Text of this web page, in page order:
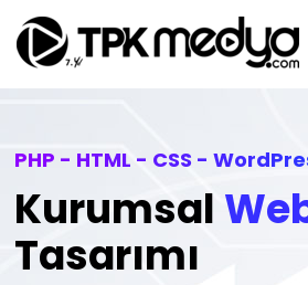
PHP - HTML - CSS -
Kurumsal
Tasarımı